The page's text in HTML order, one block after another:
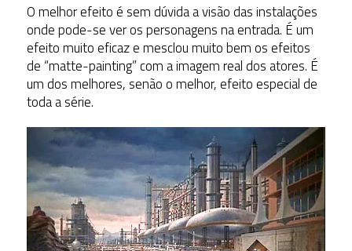
O melhor efeito é sem dúvida a visão das instalações
onde pode-se ver os personagens na entrada. É um
efeito muito eficaz e mesclou muito bem os efeitos
de “matte-painting” com a imagem real dos atores. É
um dos melhores, senão o melhor, efeito especial de
toda a série.